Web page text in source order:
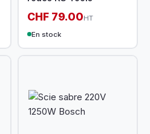
CHF 79.00HT
En stock